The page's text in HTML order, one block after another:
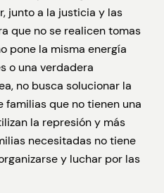
junto a la justicia y las
que no se realicen tomas
pone la misma energía
o una verdadera
no busca solucionar la
que no tienen una
la represión y más
necesitadas no tiene
y luchar por las